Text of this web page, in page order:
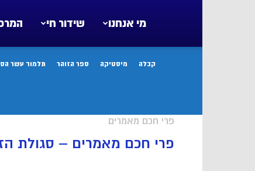
שידור חי מי אנחנו
קבלה מיסטיקה ספר הזוהר תלמוד עשר
פרי חכם מאמרים
פרי חכם מאמרים – סגולת